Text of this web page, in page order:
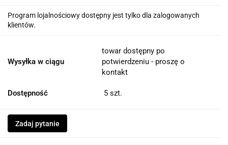
Program lojalnościowy dostępny jest tylko dla zalogowanych
klientów.
Wysyłka w ciągu
towar dostępny po
potwierdzeniu - proszę o
kontakt
Dostępność 5 szt.
Zadaj pytanie